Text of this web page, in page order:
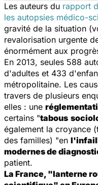
Les auteurs du rapport
les autopsies médico-
gravité de la situation
revalorisation urgente
énormément aux
En 2013, seules 588
d'adultes et 433
métropolitaine. Les
travers de plusieurs
elles : une
certains "tabous
également la croyance
des familles) "en
modernes de
patient.
La France, "lanterne